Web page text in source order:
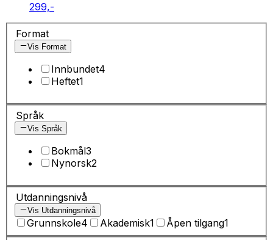
299,-
Format
Vis Format
Innbundet4
Heftet1
Språk
Vis Språk
Bokmål3
Nynorsk2
Utdanningsnivå
Vis Utdanningsnivå
Grunnskole4 Akademisk1 Åpen tilgang1